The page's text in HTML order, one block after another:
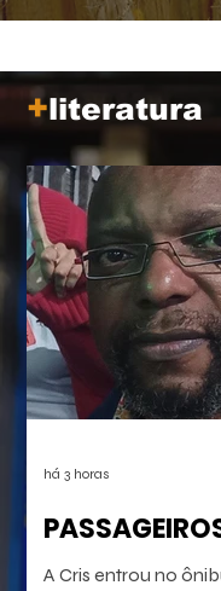
tempo, mais
+literatura
A Cris entrou no
há 3 horas